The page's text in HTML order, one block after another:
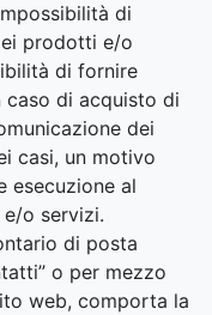
di
prodotti e/o
di fornire
di acquisto di
dei
casi, un motivo
esecuzione al
o servizi.
di posta
o per mezzo
web, comporta la